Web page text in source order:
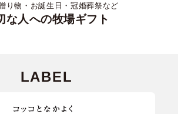
り物・お誕生日・冠婚葬祭など
な人への牧場ギフト
LABEL